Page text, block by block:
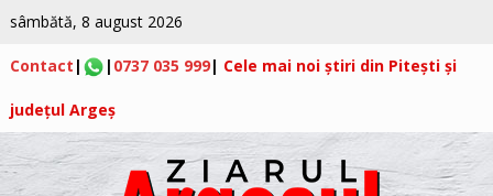
sâmbătă, 8 august 2026
Contact | | 0737 035 999| Cele mai noi știri din Pitești și
județul Argeș